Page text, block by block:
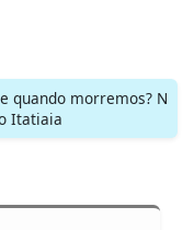
quando morremos? N
Itatiaia